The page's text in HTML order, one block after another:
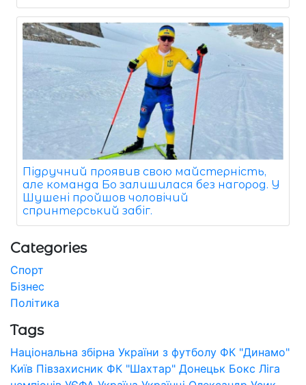
Підручний проявив свою майстерність,
але команда Бо залишилася без нагород. У
Шушені пройшов чоловічий
спринтерський забіг.
Categories
Спорт
Бізнес
Політика
Tags
Національна збірна України з футболу ФК "Динамо"
Київ Півзахисник ФК "Шахтар" Донецьк Бокс Ліга